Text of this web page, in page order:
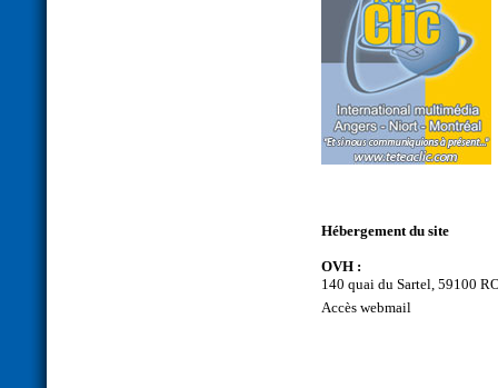
Hébergement du site
OVH :
140 quai du Sartel, 59100
Accès webmail